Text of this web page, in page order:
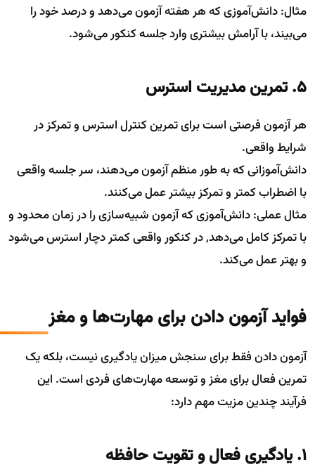
مثال: دانش‌آموزی که هر هفته آزمون می‌دهد و درصد خود را
می‌بیند، با آرامش بیشتری وارد جلسه کنکور می‌شود.
5. تمرین مدیریت استرس
هر آزمون فرصتی است برای تمرین کنترل استرس و تمرکز در
شرایط واقعی.
دانش‌آموزانی که به طور منظم آزمون می‌دهند، سر جلسه واقعی
با اضطراب کمتر و تمرکز بیشتر عمل می‌کنند.
مثال عملی: دانش‌آموزی که آزمون شبیه‌سازی را در زمان محدود و
با تمرکز کامل می‌دهد, در کنکور واقعی کمتر دچار استرس می‌شود
و بهتر عمل می‌کند.
فواید آزمون دادن برای مهارت‌ها و مغز
آزمون دادن فقط برای سنجش میزان یادگیری نیست، بلکه یک
تمرین فعال برای مغز و توسعه مهارت‌های فردی است. این
فرآیند چندین مزیت مهم دارد:
1. یادگیری فعال و تقویت حافظه